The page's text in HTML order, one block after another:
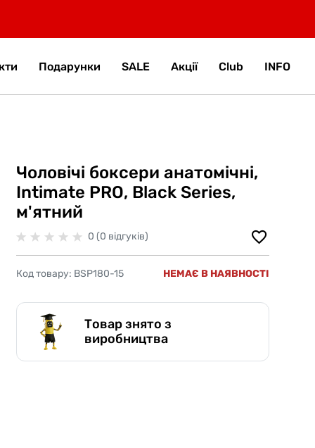
Подарунки SALE Акції Club INFO
Чоловічі боксери анатомічні,
Intimate PRO, Black Series,
м'ятний
0 (0 відгуків)
Код товару: BSP180-15 НЕМАЄ В НАЯВНОСТІ
Товар знято з
виробництва